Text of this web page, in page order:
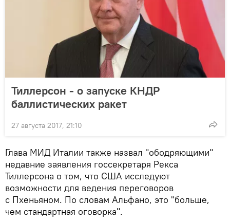
Тиллерсон - о запуске КНДР
баллистических ракет
27 августа 2017, 21:10
Глава МИД Италии также назвал "ободряющими"
недавние заявления госсекретаря Рекса
Тиллерсона о том, что США исследуют
возможности для ведения переговоров
с Пхеньяном. По словам Альфано, это "больше,
чем стандартная оговорка".